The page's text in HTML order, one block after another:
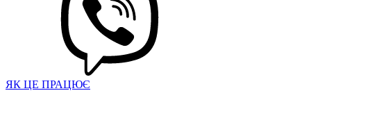
ЯК ЦЕ ПРАЦЮЄ